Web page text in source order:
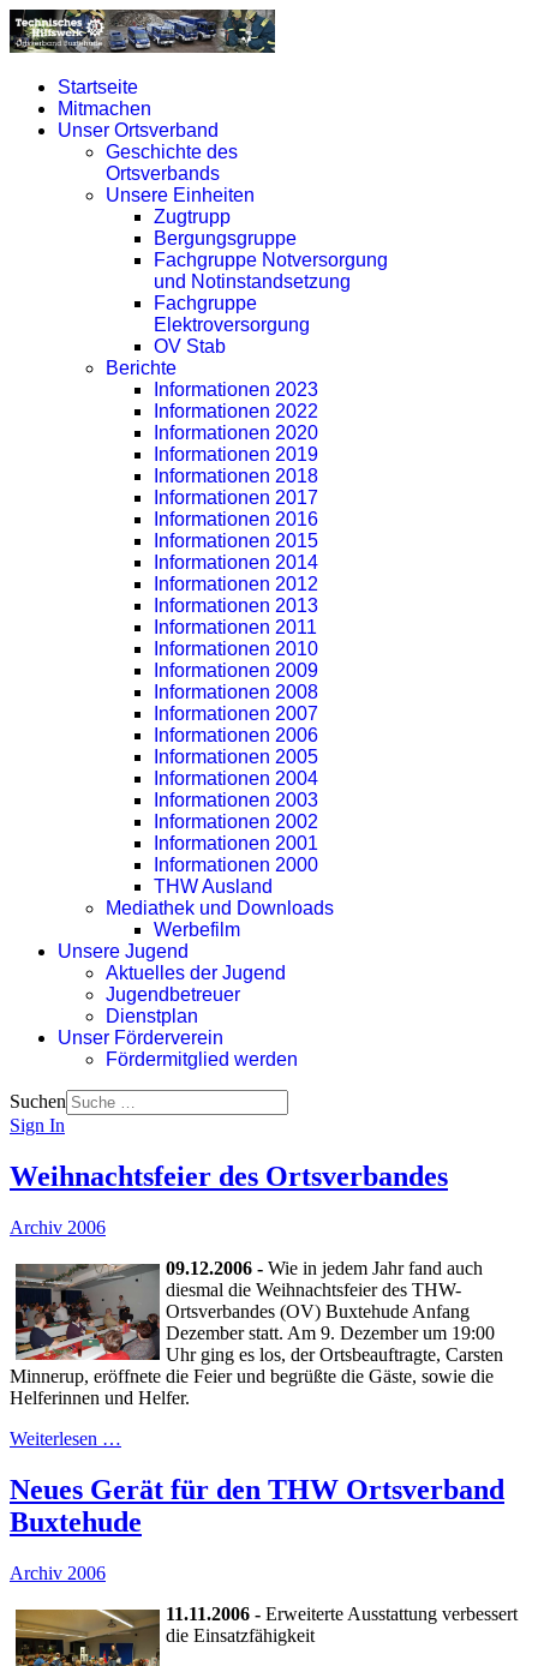
Startseite
Mitmachen
Unser Ortsverband
Geschichte des
Ortsverbands
Unsere Einheiten
Zugtrupp
Bergungsgruppe
Fachgruppe Notversorgung
und Notinstandsetzung
Fachgruppe
Elektroversorgung
OV Stab
Berichte
Informationen 2023
Informationen 2022
Informationen 2020
Informationen 2019
Informationen 2018
Informationen 2017
Informationen 2016
Informationen 2015
Informationen 2014
Informationen 2012
Informationen 2013
Informationen 2011
Informationen 2010
Informationen 2009
Informationen 2008
Informationen 2007
Informationen 2006
Informationen 2005
Informationen 2004
Informationen 2003
Informationen 2002
Informationen 2001
Informationen 2000
THW Ausland
Mediathek und Downloads
Werbefilm
Unsere Jugend
Aktuelles der Jugend
Jugendbetreuer
Dienstplan
Unser Förderverein
Fördermitglied werden
Suchen
Sign In
Weihnachtsfeier des Ortsverbandes
Archiv 2006
09.12.2006 - Wie in jedem Jahr fand auch
diesmal die Weihnachtsfeier des THW-
Ortsverbandes (OV) Buxtehude Anfang
Dezember statt. Am 9. Dezember um 19:00
Uhr ging es los, der Ortsbeauftragte, Carsten
Minnerup, eröffnete die Feier und begrüßte die Gäste, sowie die
Helferinnen und Helfer.
Weiterlesen …
Neues Gerät für den THW Ortsverband
Buxtehude
Archiv 2006
11.11.2006 - Erweiterte Ausstattung verbessert
die Einsatzfähigkeit